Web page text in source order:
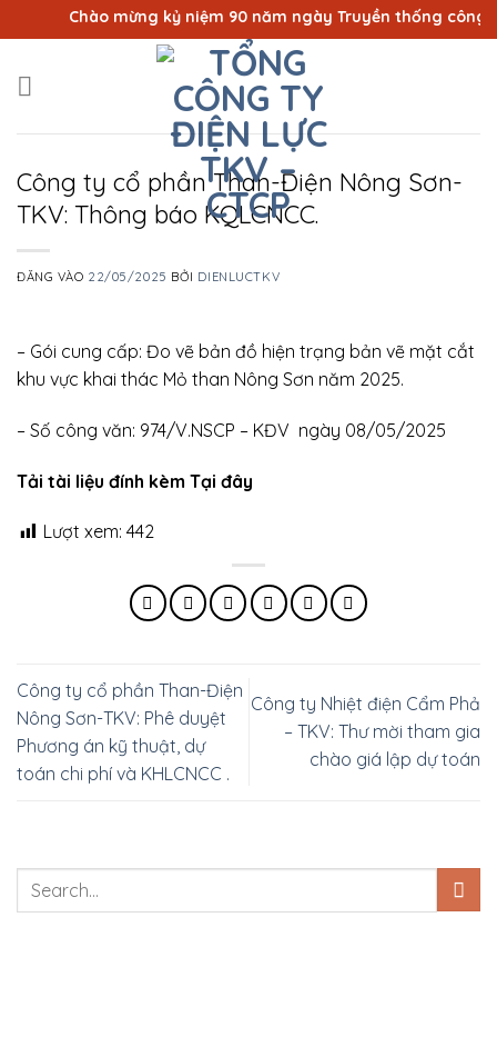
qua
dung
Chào mừng kỷ niệm 90 năm ngày Truyền thống công
Công ty cổ phần Than-Điện Nông Sơn-
TKV: Thông báo KQLCNCC.
ĐĂNG VÀO 22/05/2025 BỞI DIENLUCTKV
– Gói cung cấp: Đo vẽ bản đồ hiện trạng bản vẽ mặt cắt
khu vực khai thác Mỏ than Nông Sơn năm 2025.
– Số công văn: 974/V.NSCP – KĐV ngày 08/05/2025
Tải tài liệu đính kèm Tại đây
Lượt xem: 442
Công ty cổ phần Than-Điện
Nông Sơn-TKV: Phê duyệt
Phương án kỹ thuật, dự
toán chi phí và KHLCNCC .
Công ty Nhiệt điện Cẩm Phả
– TKV: Thư mời tham gia
chào giá lập dự toán